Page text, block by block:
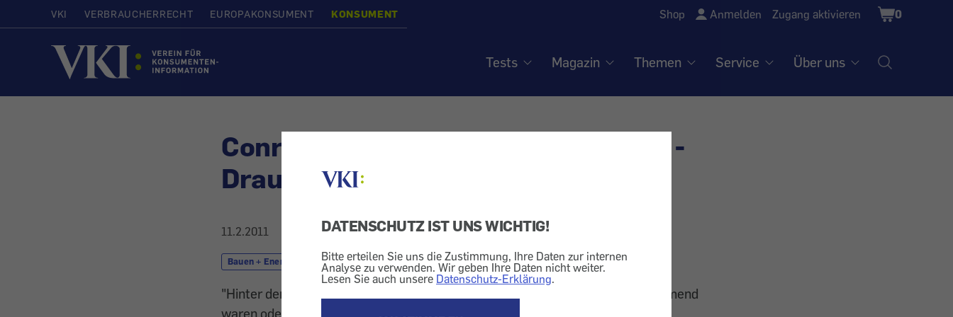
DATENSCHUTZ IST UNS WICHTIG!
Bitte erteilen Sie uns die Zustimmung, Ihre Daten zur internen
Analyse zu verwenden. Wir geben Ihre Daten nicht weiter.
Lesen Sie auch unsere Datenschutz-Erklärung.
VKI VERBRAUCHERRECHT EUROPAKONSUMENT KONSUMENT Shop Anmelden Zugang aktivieren
Shopping
Cart
0
Startseite
Tests Magazin Themen Service Über uns
Conrad Electronic: Quarz-Heizgerät -
Draußen oder drinnen?
11.2.2011
Bauen + Energie Heizung Markt + Dienstleistung Bedienungsanleitung
"Hinter den Vorhang" schicken wir Unternehmen, die nicht sehr entgegenkommend
waren oder nur wenig Kulanz zeigten. - In diesem Fall geht es um die